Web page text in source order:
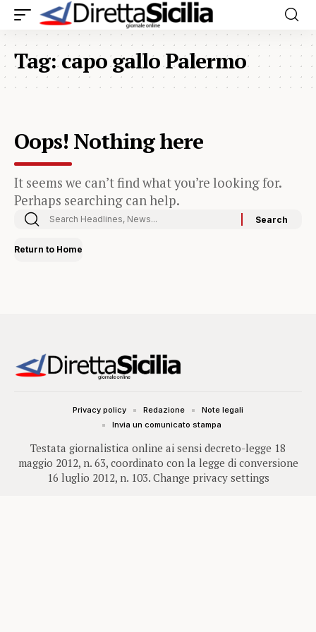
Tag:capo gallo Palermo
Oops! Nothing here
It seems we can’t find what you’re looking for.
Perhaps searching can help.
Return to Home
Testata giornalistica online ai sensi decreto-legge 18
maggio 2012, n. 63, coordinato con la legge di conversione
16 luglio 2012, n. 103. Change privacy settings
Privacy policy Redazione
Note legali
Invia un comunicato stampa